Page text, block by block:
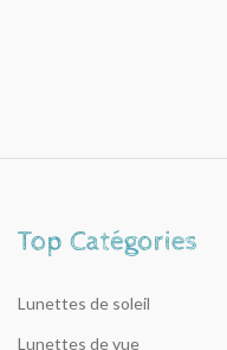
Lunettes de soleil
Lunettes de vue